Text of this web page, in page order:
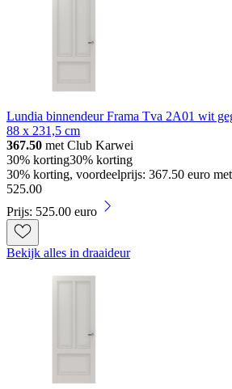
Lundia binnendeur Frama Tva 2A01 wit
88 x 231,5 cm
367.50 met Club Karwei
30% korting30% korting
30% korting, voordeelprijs: 367.50 euro
525.00
Prijs: 525.00 euro
Bekijk alles in draaideur